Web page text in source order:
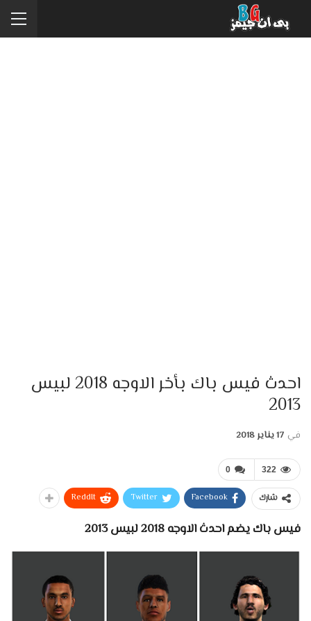
احدث فيس باك بأخر الاوجه 2018 لبيس
2013
في 17 يناير 2018
0 322
شارك Facebook
Twitter
ReddIt
فيس باك يضم احدث الاوجه 2018 لبيس 2013